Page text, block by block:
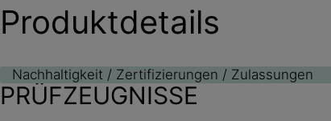
Produktdetails
Nachhaltigkeit / Zertifizierungen / Zulassungen
PRÜFZEUGNISSE